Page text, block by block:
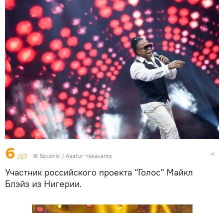
6 /27 © Sputnik / Asatur Yesayants
Участник российского проекта "Голос" Майкл
Блэйз из Нигерии.